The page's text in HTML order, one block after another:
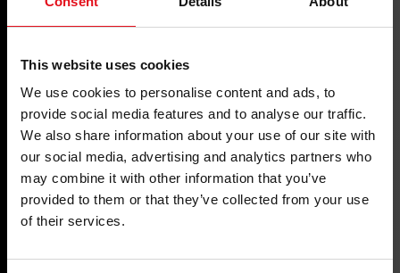
This website uses cookies
We use cookies to personalise content and ads, to
provide social media features and to analyse our traffic.
We also share information about your use of our site with
our social media, advertising and analytics partners who
may combine it with other information that you’ve
provided to them or that they’ve collected from your use
of their services.